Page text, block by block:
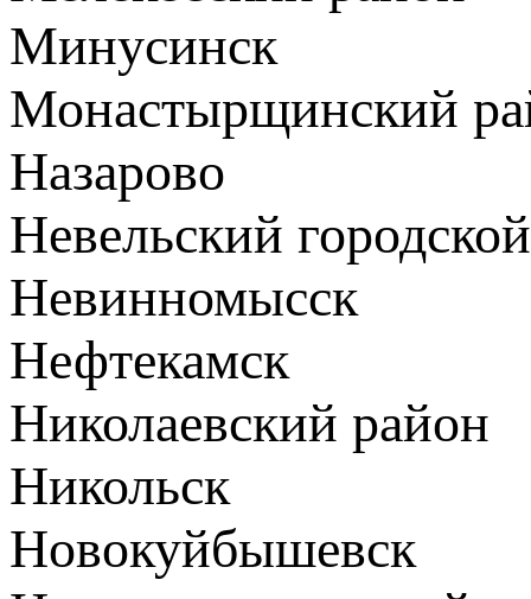
Минусинск
Монастырщинский
Назарово
Невельский
Невинномысск
Нефтекамск
Николаевский район
Никольск
Новокуйбышевск